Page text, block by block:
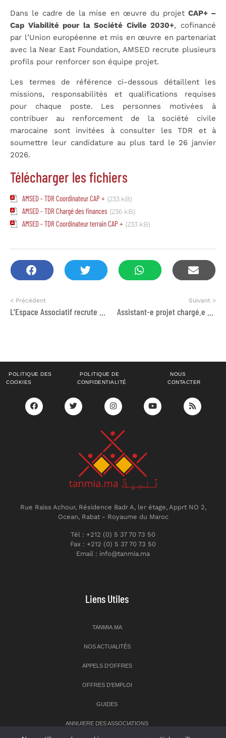
Dans le cadre de la mise en œuvre du projet CAP+ –
Cap Viabilité pour la Société Civile 2030+, cofinancé
par l’Union européenne et mis en œuvre en partenariat
avec la Near East Foundation, AMSED recrute plusieurs
profils pour renforcer son équipe projet.
Les termes de référence ci-dessous détaillent les
missions, responsabilités et qualifications requises
pour chaque poste. Les personnes motivées à
contribuer au renforcement de la société civile
marocaine sont invitées à consulter les TDR et à
soumettre leur candidature au plus tard le 26 janvier
2026.
Télécharger les fichiers
AMSED - TDR Coordinateur CAP + (233 kB)
AMSED - TDR Chargé des finances (236 kB)
AMSED - TDR Coordinateur terrain CAP + (233 kB)
< Précédent Suivant >
POLITIQUE DES
COOKIES
POLITIQUE DE
CONFIDENTIALITÉ
NOUS
CONTACTER
Rue Raiss Achour, Résidence Badr A, ler étage, Apprt NO 2,
Ocean, Rabat - Royaume du Maroc
Tél : +212 (0) 5 37 70 73 50
Fax : +212 (0) 5 37 70 73 50
Email : info@tanmia.ma
Liens Utiles
TANMIA.MA
NOS ACTUALITÉS
APPELS D’OFFRES
OFFRES D’EMPLOI
GUIDES
ANNUIERE DES ASSOCIATIONS